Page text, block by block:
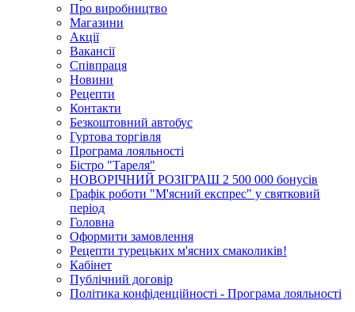
Про виробництво
Магазини
Акції
Вакансії
Співпраця
Новини
Рецепти
Контакти
Безкоштовний автобус
Гуртова торгівля
Програма лояльності
Бістро "Тареля"
НОВОРІЧНИЙ РОЗІГРАШ 2 500 000 бонусів
Графік роботи "М'ясний експрес" у святковий
період
Головна
Оформити замовлення
Рецепти турецьких м'ясних смаколиків!
Кабінет
Публічний договір
Політика конфіденційності - Програма лояльності